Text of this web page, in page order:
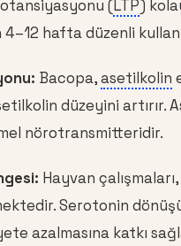
(LTP)
4–12 hafta düzenli
Bacopa,asetilkolin
düzeyini artırır.
nörotransmitteridir.
Hayvan
Serotonin
azalmasına katkı